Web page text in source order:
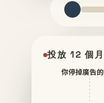
投放 12 個
你停掉廣告